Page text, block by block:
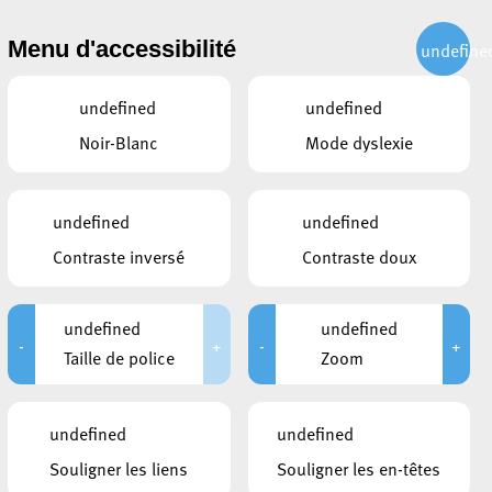
ACTUALITÉS PUBLICATIONS CONTACT
CONTACTS
Régie - Hygiène
L-4022
+352 2754 3490
Menu d'accessibilité
undefined
Noir-Blanc
undefined
Mode dyslexie
undefined
Contraste inversé
undefined
Contraste doux
-
undefined
Taille de police
+ -
undefined
Zoom
+
undefined
Souligner les liens
undefined
Souligner les en-têtes